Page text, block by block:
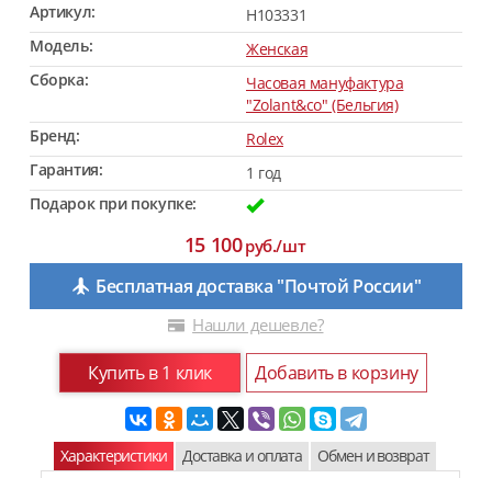
Артикул:
H103331
Модель:
Женская
Сборка:
Часовая мануфактура
"Zolant&co" (Бельгия)
Бренд:
Rolex
Гарантия:
1 год
Подарок при покупке:
15 100руб./шт
Бесплатная доставка "Почтой России"
Нашли дешевле?
Купить в 1 клик Добавить в корзину
Характеристики Доставка и оплата Обмен и возврат